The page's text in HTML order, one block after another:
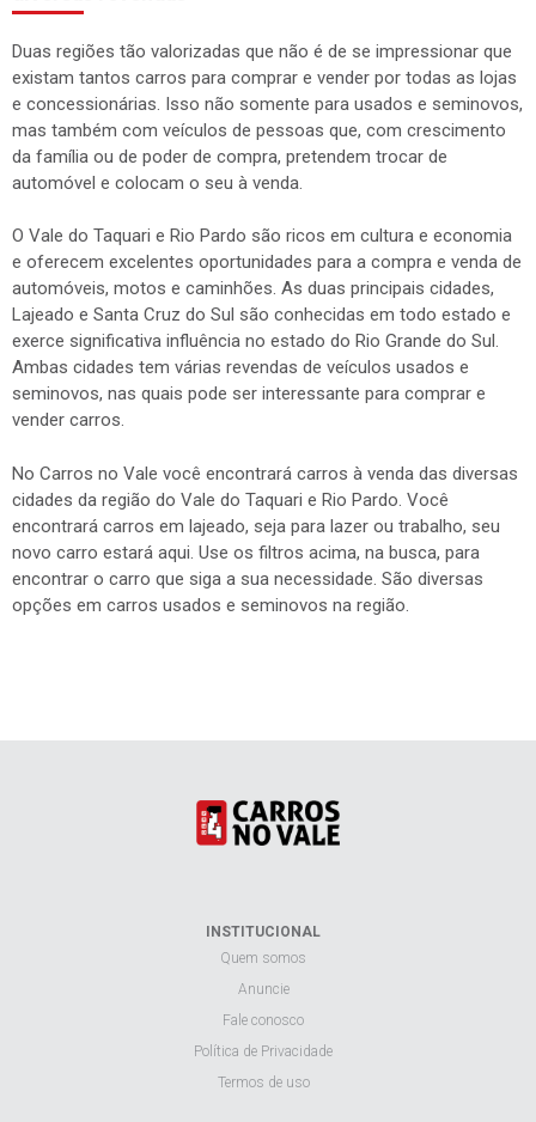
Duas regiões tão valorizadas que não é de se impressionar que
existam tantos carros para comprar e vender por todas as lojas
e concessionárias. Isso não somente para usados e seminovos,
mas também com veículos de pessoas que, com crescimento
da família ou de poder de compra, pretendem trocar de
automóvel e colocam o seu à venda.
O Vale do Taquari e Rio Pardo são ricos em cultura e economia
e oferecem excelentes oportunidades para a compra e venda de
automóveis, motos e caminhões. As duas principais cidades,
Lajeado e Santa Cruz do Sul são conhecidas em todo estado e
exerce significativa influência no estado do Rio Grande do Sul.
Ambas cidades tem várias revendas de veículos usados e
seminovos, nas quais pode ser interessante para comprar e
vender carros.
No Carros no Vale você encontrará carros à venda das diversas
cidades da região do Vale do Taquari e Rio Pardo. Você
encontrará carros em lajeado, seja para lazer ou trabalho, seu
novo carro estará aqui. Use os filtros acima, na busca, para
encontrar o carro que siga a sua necessidade. São diversas
opções em carros usados e seminovos na região.
INSTITUCIONAL
Quem somos
Anuncie
Fale conosco
Política de Privacidade
Termos de uso